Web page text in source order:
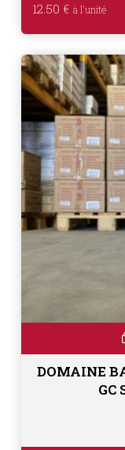
12.50 €
DOMAINE
GC